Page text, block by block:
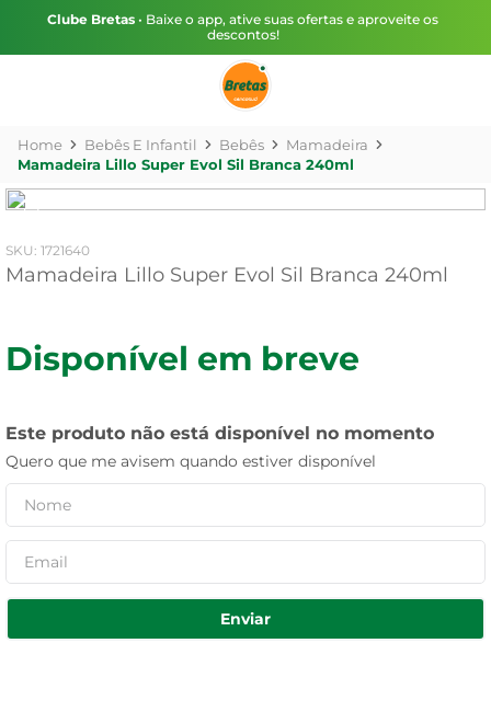
Clube Bretas • Baixe o app, ative suas ofertas e aproveite os
descontos!
Bebês E Infantil Bebês
Mamadeira
Mamadeira Lillo Super Evol Sil Branca 240ml
: 1721640
Mamadeira Lillo Super Evol Sil Branca 240ml
Disponível em breve
Este produto não está disponível no momento
Quero que me avisem quando estiver disponível
Enviar